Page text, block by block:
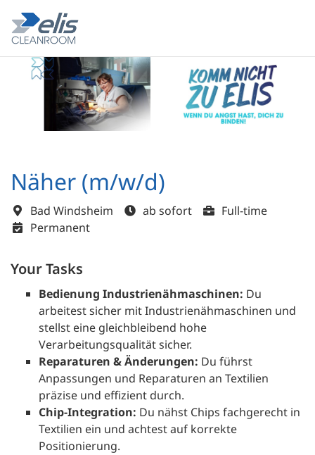
Näher (m/w/d)
Bad Windsheim ab sofort
Full-time
Permanent
Your Tasks
Bedienung Industrienähmaschinen: Du
arbeitest sicher mit Industrienähmaschinen und
stellst eine gleichbleibend hohe
Verarbeitungsqualität sicher.
Reparaturen & Änderungen: Du führst
Anpassungen und Reparaturen an Textilien
präzise und effizient durch.
Chip-Integration: Du nähst Chips fachgerecht in
Textilien ein und achtest auf korrekte
Positionierung.